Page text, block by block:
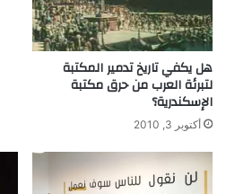
هل يكفي تاريخ تدمير المكتبة
لتبرئة العرب من حرق مكتبة
الإسكندرية؟
أكتوبر 3, 2010